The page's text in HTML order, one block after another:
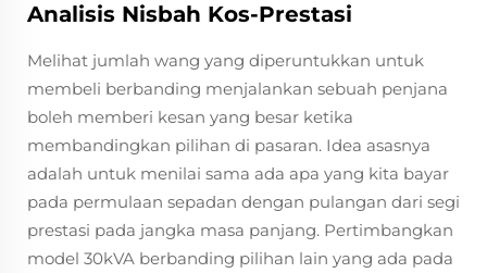
Analisis Nisbah Kos-Prestasi
Melihat jumlah wang yang diperuntukkan untuk
membeli berbanding menjalankan sebuah penjana
boleh memberi kesan yang besar ketika
membandingkan pilihan di pasaran. Idea asasnya
adalah untuk menilai sama ada apa yang kita bayar
pada permulaan sepadan dengan pulangan dari segi
prestasi pada jangka masa panjang. Pertimbangkan
model 30kVA berbanding pilihan lain yang ada pada